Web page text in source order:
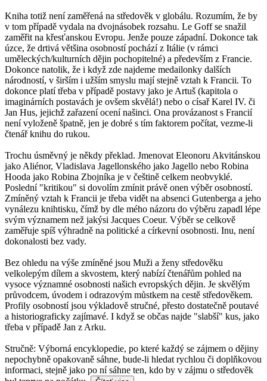
Kniha totiž není zaměřená na středověk v globálu. Rozumím, že by
v tom případě vydala na dvojnásobek rozsahu. Le Goff se snažil
zaměřit na křesťanskou Evropu. Jenže pouze západní. Dokonce tak
úzce, že drtivá většina osobností pochází z Itálie (v rámci
uměleckých/kulturních dějin pochopitelné) a především z Francie.
Dokonce natolik, že i když zde najdeme medailonky dalších
národností, v širším i užším smyslu mají stejně vztah k Francii. To
dokonce platí třeba v případě postavy jako je Artuš (kapitola o
imaginárních postavách je ovšem skvělá!) nebo o císař Karel IV. či
Jan Hus, jejichž zařazení ocení našinci. Ona provázanost s Francií
není vyloženě špatně, jen je dobré s tím faktorem počítat, vezme-li
čtenář knihu do rukou.
Trochu úsměvný je někdy překlad. Jmenovat Eleonoru Akvitánskou
jako Aliénor, Vladislava Jagellonského jako Jagello nebo Robina
Hooda jako Robina Zbojníka je v češtině celkem neobvyklé.
Poslední "kritikou" si dovolím zmínit právě onen výběr osobností.
Zmíněný vztah k Francii je třeba vidět na absenci Gutenberga a jeho
vynálezu knihtisku, čímž by dle mého názoru do výběru zapadl lépe
svým významem než jakýsi Jacques Coeur. Výběr se celkově
zaměřuje spíš výhradně na politické a církevní osobnosti. Inu, není
dokonalosti bez vady.
Bez ohledu na výše zmíněné jsou Muži a ženy středověku
velkolepým dílem a skvostem, který nabízí čtenářům pohled na
vysoce významné osobnosti našich evropských dějin. Je skvělým
průvodcem, úvodem i odrazovým můstkem na cestě středověkem.
Profily osobností jsou výkladově stručné, přesto dostatečně poutavé
a historiograficky zajímavé. I když se občas najde "slabší" kus, jako
třeba v případě Jan z Arku.
Stručně: Výborná encyklopedie, po které každý se zájmem o dějiny
nepochybně opakovaně sáhne, bude-li hledat rychlou či doplňkovou
informaci, stejně jako po ní sáhne ten, kdo by v zájmu o středověk